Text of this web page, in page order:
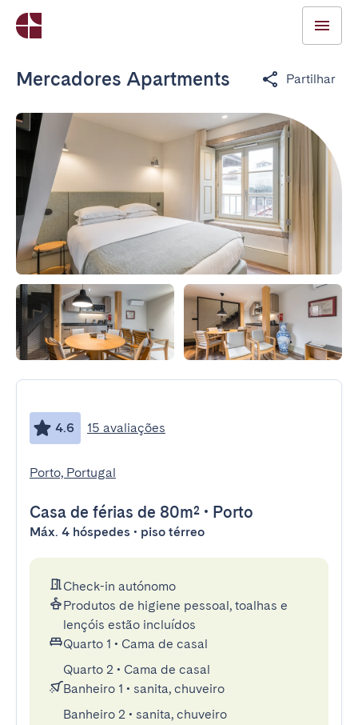
Mercadores Apartments Partilhar
4.6 15 avaliações
Porto, Portugal
Casa de férias de 80m² • Porto
Máx. 4 hóspedes • piso térreo
Check-in autónomo
Produtos de higiene pessoal, toalhas e
lençóis estão incluídos
Quarto 1 • Cama de casal
Quarto 2 • Cama de casal
Banheiro 1 • sanita, chuveiro
Banheiro 2 • sanita, chuveiro